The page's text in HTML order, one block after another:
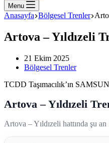
Menu
Anasayfa Bölgesel Trenler
Artova – Yıldızeli
21 Ekim 2025
Bölgesel Trenler
TCDD Taşımacılık’ın
Artova – Yıldızeli
Artova – Yıldızeli hattında şu an